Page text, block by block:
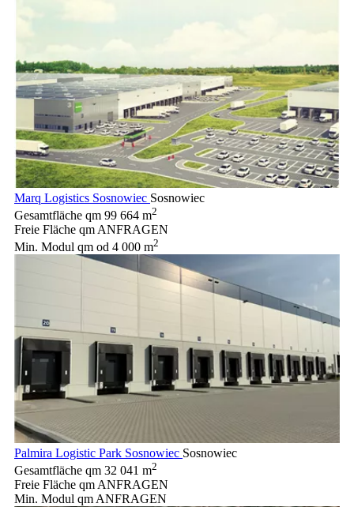
Marq Logistics Sosnowiec Sosnowiec
Gesamtfläche qm 99 664 m2
Freie Fläche qm ANFRAGEN
Min. Modul qm od 4 000 m2
Palmira Logistic Park Sosnowiec Sosnowiec
Gesamtfläche qm 32 041 m2
Freie Fläche qm ANFRAGEN
Min. Modul qm ANFRAGEN